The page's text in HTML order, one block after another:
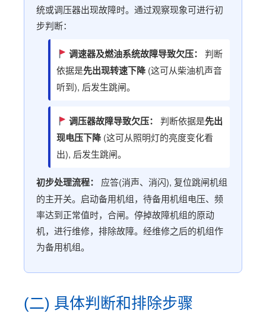
统或调压器出现故障时。通过观察现象可进行初
步判断：
调速器及燃油系统故障导致欠压：
判断
依据是先出现转速下降(这可从柴油机声音
听到), 后发生跳闸。
调压器故障导致欠压： 判断依据是先出
现电压下降(这可从照明灯的亮度变化看
出), 后发生跳闸。
初步处理流程：
应答(消声、消闪), 复位跳闸机组
的主开关。启动备用机组，待备用机组电压、频
率达到正常值时，合闸。停掉故障机组的原动
机，进行维修，排除故障。经维修之后的机组作
为备用机组。
(二) 具体判断和排除步骤